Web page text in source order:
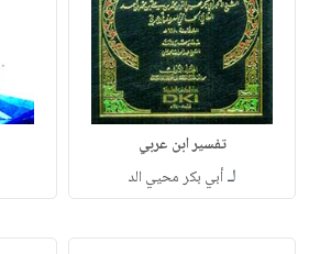
تفسير ابن عربي
لـأبي بكر محيي الد